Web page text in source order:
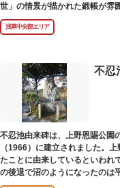
世」の情景が描かれた鍛帳が雰
浅草中央部エリア
不忍
不忍池由来碑は、上野恩賜公園
（1966）に建立されました。
たことに由来しているといわれ
の後退で沼のようになったのは